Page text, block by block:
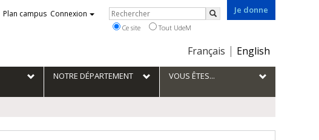
Je donne
Choix
la
langue
Français English
Plan campus Connexion Rechercher
Rechercher
Ce site Tout UdeM
NOTRE DÉPARTEMENT VOUS ÊTES...